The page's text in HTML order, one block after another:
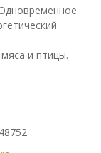
и птицы.